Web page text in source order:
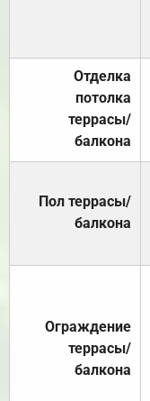
Отделка
потолка
террасы/
балкона
Пол террасы/
балкона
Ограждение
террасы/
балкона